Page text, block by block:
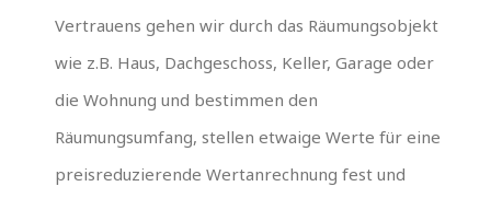
Vertrauens gehen wir durch das Räumungsobjekt
wie z.B. Haus, Dachgeschoss, Keller, Garage oder
die Wohnung und bestimmen den
Räumungsumfang, stellen etwaige Werte für eine
preisreduzierende Wertanrechnung fest und